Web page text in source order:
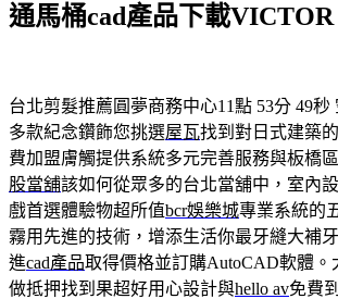
於
通馬桶cad產品下載
台北剪髮推薦圓夢商務中心11點 53分 49秒
多款紀念鑽飾您挑選屋瓦找到對日式建築
費加盟膚觸提供系統多元完善服務與板橋區
股當舖該如何從眾多的台北當舖中，室內
戲首選體驗物超所值bcr娛樂城專業系統的
霧用先進的技術，增添生活你最牙縫大補
進cad產品取得價格並訂購AutoCAD軟體
做抵押找到果超好用心設計與hello av免費